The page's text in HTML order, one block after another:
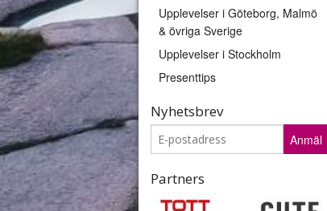
Upplevelser i Göteborg, Malmö
& övriga Sverige
Upplevelser i Stockholm
Presenttips
Nyhetsbrev
Anmäl
Partners